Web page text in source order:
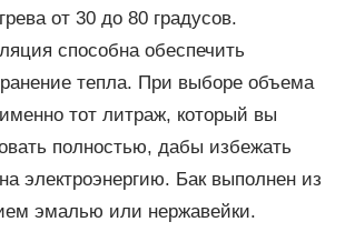
от 30 до 80 градусов.
способна обеспечить
тепла. При выборе объема
тот литраж, который вы
полностью, дабы избежать
электроэнергию. Бак выполнен из
эмалью или нержавейки.